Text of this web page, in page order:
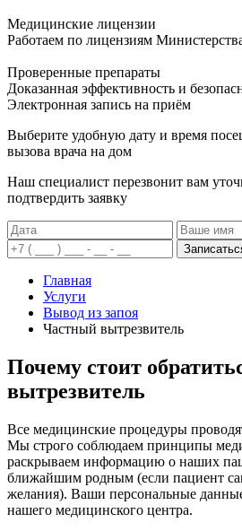
Медицинские лицензии
Работаем по лицензиям
Проверенные препараты
Доказанная эффективность и
Электронная запись на приём
Выберите удобную дату и время
вызова врача на дом
Наш специалист перезвонит вам
подтвердить заявку
Главная
Услуги
Вывод из запоя
Частный вытрезвитель
Почему стоит
вытрезвитель
Все медицинские процедуры
Мы строго соблюдаем принципы
раскрываем информацию о наших
ближайшим родным (если пациент
желания). Ваши персональные
нашего медицинского центра.